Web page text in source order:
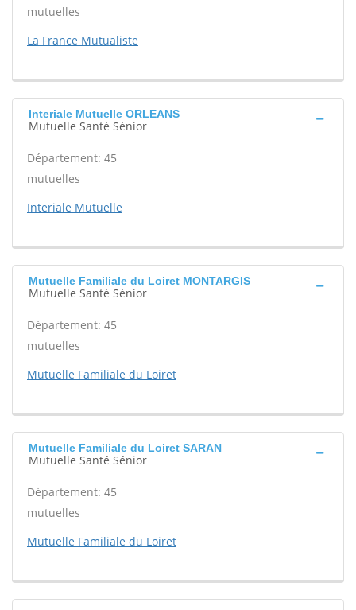
mutuelles
La France Mutualiste
Interiale Mutuelle ORLEANS
Mutuelle Santé Sénior
Département: 45
mutuelles
Interiale Mutuelle
Mutuelle Familiale du Loiret MONTARGIS
Mutuelle Santé Sénior
Département: 45
mutuelles
Mutuelle Familiale du Loiret
Mutuelle Familiale du Loiret SARAN
Mutuelle Santé Sénior
Département: 45
mutuelles
Mutuelle Familiale du Loiret